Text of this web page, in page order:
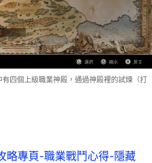
四個上級職業神殿，通過神殿裡的試煉（打
略專頁-職業戰鬥心得-隱藏